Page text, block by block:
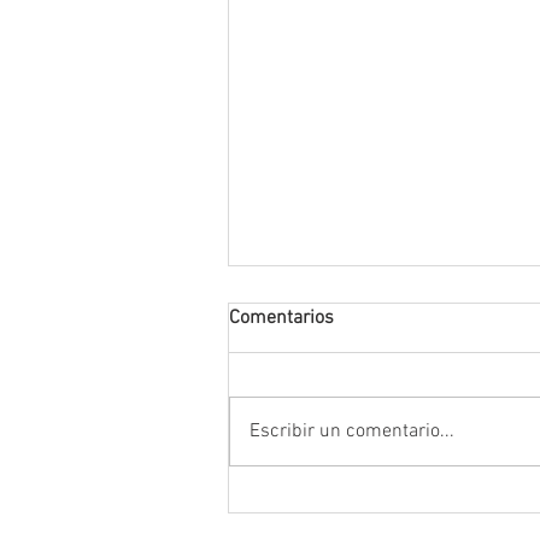
Comentarios
Escribir un comentario...